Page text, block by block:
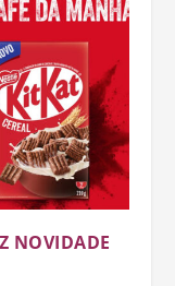
NOVIDADE